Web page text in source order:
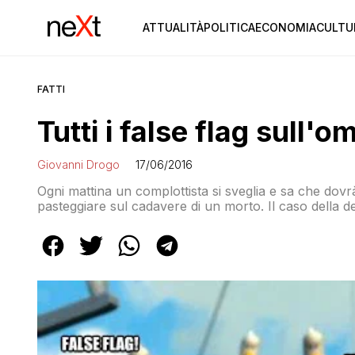
ATTUALITÀPOLITICAECONOMIA
FATTI
Tutti i false flag
Giovanni Drogo 17/06/2016
Ogni mattina un complottista si sveglia e sa che
pasteggiare sul cadavere di un morto. Il caso della